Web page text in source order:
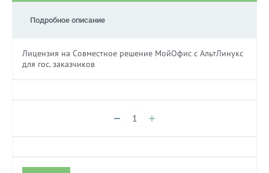
Подробное описание
Лицензия на Совместное решение МойОфис с АльтЛинукс
для гос. заказчиков